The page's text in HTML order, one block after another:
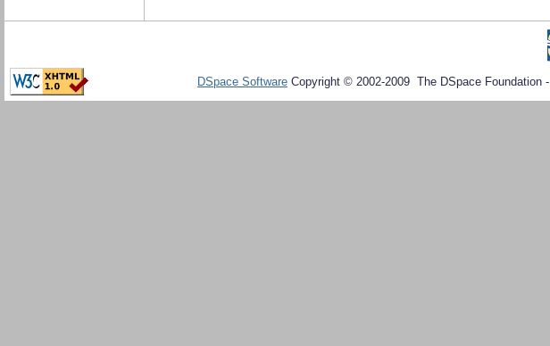
DSpace Software Copyright © 2002-2009 The DSpace Foundation -